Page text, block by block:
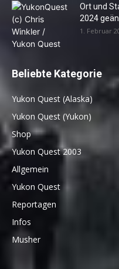
Ort und
2024
1. Februar
Beliebte Kategorie
Yukon Quest (Alaska)
Yukon Quest (Yukon)
Shop
Yukon Quest 2003
Allgemein
Yukon Quest
Reportagen
Infos
Musher